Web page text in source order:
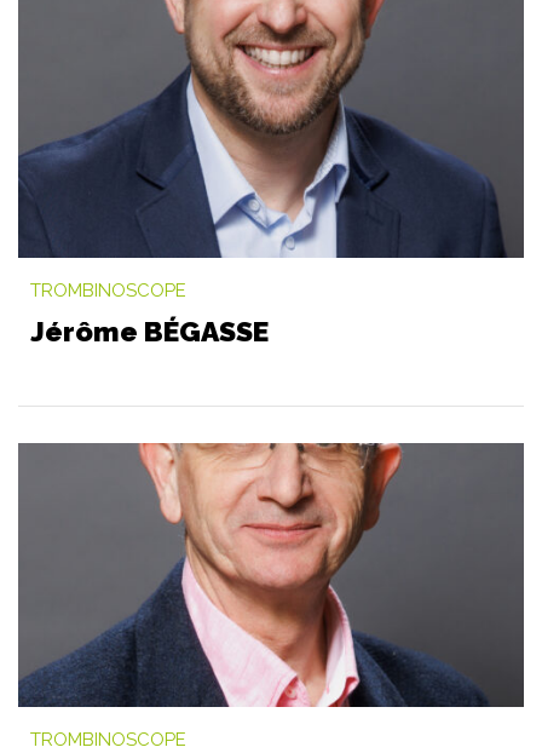
TROMBINOSCOPE
Jérôme BÉGASSE
TROMBINOSCOPE